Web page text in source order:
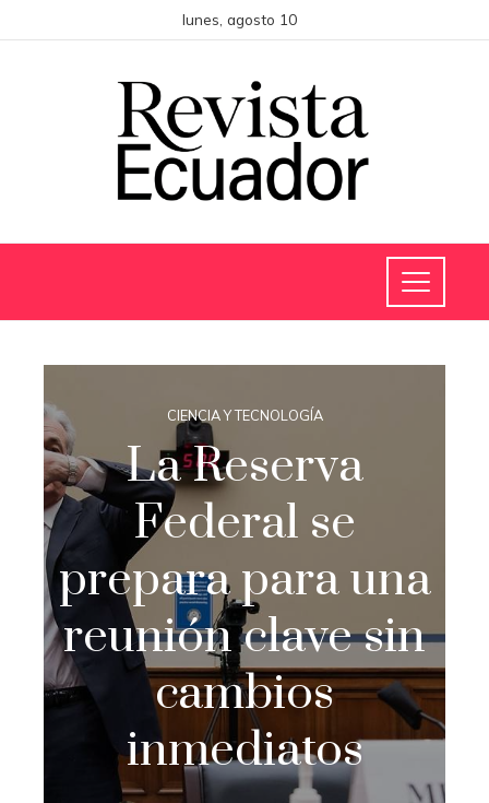
lunes, agosto 10
CIENCIA Y TECNOLOGÍA
La Reserva
Federal se
prepara para una
reunión clave sin
cambios
inmediatos